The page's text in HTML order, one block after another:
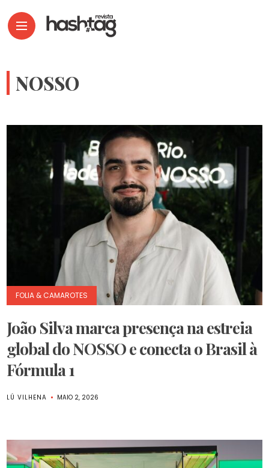
NOSSO
FOLIA & CAMAROTES
João Silva marca presença na estreia
global do NOSSO e conecta o Brasil à
Fórmula 1
LÚ VILHENA MAIO 2, 2026